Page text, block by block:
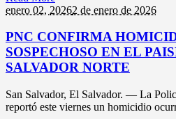
enero 02, 20262 de enero de 2026
PNC CONFIRMA
SOSPECHOSO EN EL
SALVADOR NORTE
San Salvador, El Salvador. — La
reportó este viernes un homicidio